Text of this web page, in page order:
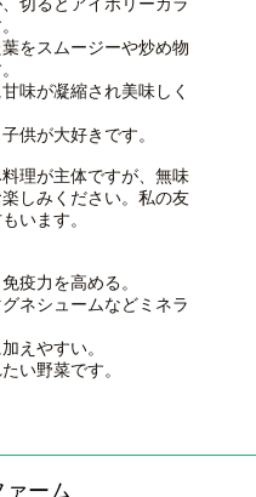
をスムージーや炒め物
味が凝縮され美味しく
供が大好きです。
理が主体ですが、無味
しみください。私の友
います。
疫力を高める。
ネシュームなどミネラ
えやすい。
い野菜です。
ァーム